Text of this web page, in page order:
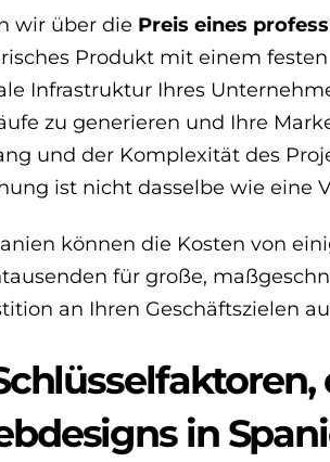
wir über die Preis eines
Produkt mit einem
Infrastruktur Ihres
zu generieren und Ihre
und der Komplexität des
ist nicht dasselbe wie eine
können die Kosten von
für große,
an Ihren Geschäftszielen
in